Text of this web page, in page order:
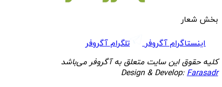
بخش شعار
اینستاگرام آگروفر
تلگرام آگروفر
کلیه حقوق این سایت متعلق به آگروفر می‌باشد
Design & Develop:Farasadr